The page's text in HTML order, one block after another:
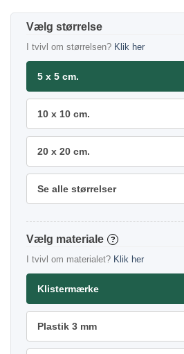
størrelse
I tvivl om størrelsen? Klik her
5 x 5 cm.
10 x 10 cm.
20 x 20 cm.
Se alle størrelser
materiale ?
I tvivl om materialet? Klik her
Klistermærke
Plastik 3 mm